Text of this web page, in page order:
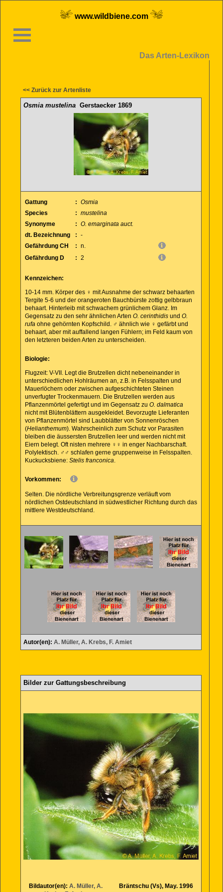
www.wildbiene.com
Das Arten-Lexikon
<< Zurück zur Artenliste
Osmia mustelinaGerstaecker 1869
Gattung : Osmia
Species
: mustelina
Synonyme
: O. emarginata auct.
dt. Bezeichnung
: -
Gefährdung CH
: n.
Gefährdung D
: 2
Kennzeichen:
10-14 mm. Körper des ♀ mit Ausnahme der schwarz behaarten
Tergite 5-6 und der orangeroten Bauchbürste zottig gelbbraun
behaart. Hinterleib mit schwachem grünlichem Glanz. Im
Gegensatz zu den sehr ähnlichen Arten O. cerinthidisund O.
rufaohne gehörnten Kopfschild. ♂ ähnlich wie ♀ gefärbt und
behaart, aber mit auffallend langen Fühlern; im Feld kaum von
den letzteren beiden Arten zu unterscheiden.
Biologie:
Flugzeit: V-VII. Legt die Brutzellen dicht nebeneinander in
unterschiedlichen Hohlräumen an, z.B. in Felsspalten und
Mauerlöchern oder zwischen aufgeschichteten Steinen
unverfugter Trockenmauern. Die Brutzellen werden aus
Pflanzenmörtel gefertigt und im Gegensatz zu O. dalmatica
nicht mit Blütenblättern ausgekleidet. Bevorzugte Lieferanten
von Pflanzenmörtel sind Laubblätter von Sonnenröschen
(Helianthemum). Wahrscheinlich zum Schutz vor Parasiten
bleiben die äussersten Brutzellen leer und werden nicht mit
Eiern belegt. Oft nisten mehrere ♀♀ in enger Nachbarschaft.
Polylektisch. ♂♂ schlafen gerne gruppenweise in Felsspalten.
Kuckucksbiene: Stelis franconica.
Vorkommen:
Selten. Die nördliche Verbreitungsgrenze verläuft vom
nördlichen Ostdeutschland in südwestlicher Richtung durch das
mittlere Westdeutschland.
Autor(en): A. Müller, A. Krebs, F. Amiet
Bilder zur Gattungsbeschreibung
Bildautor(en):A. Müller, A.
Bräntschu (Vs), May. 1996